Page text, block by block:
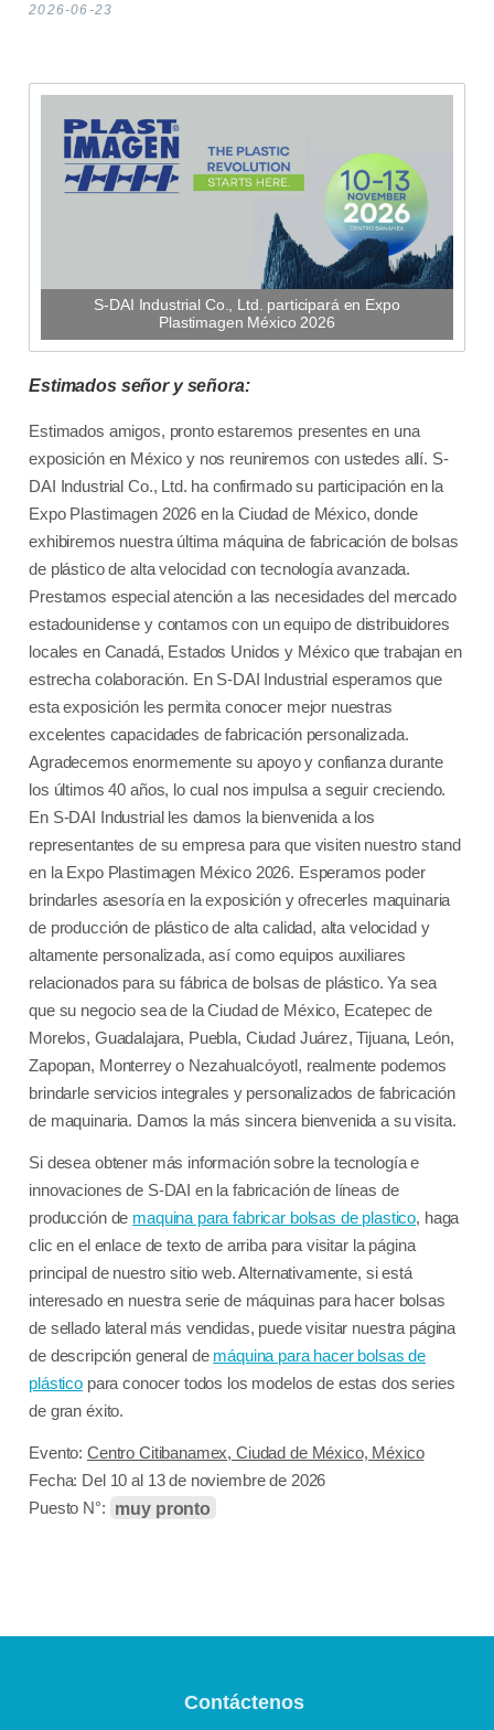
2026-06-23
S-DAI Industrial Co., Ltd. participará en Expo
Plastimagen México 2026
Estimados señor y señora:
Estimados amigos, pronto estaremos presentes en una
exposición en México y nos reuniremos con ustedes allí. S-
DAI Industrial Co., Ltd. ha confirmado su participación en la
Expo Plastimagen 2026 en la Ciudad de México, donde
exhibiremos nuestra última máquina de fabricación de bolsas
de plástico de alta velocidad con tecnología avanzada.
Prestamos especial atención a las necesidades del mercado
estadounidense y contamos con un equipo de distribuidores
locales en Canadá, Estados Unidos y México que trabajan en
estrecha colaboración. En S-DAI Industrial esperamos que
esta exposición les permita conocer mejor nuestras
excelentes capacidades de fabricación personalizada.
Agradecemos enormemente su apoyo y confianza durante
los últimos 40 años, lo cual nos impulsa a seguir creciendo.
En S-DAI Industrial les damos la bienvenida a los
representantes de su empresa para que visiten nuestro stand
en la Expo Plastimagen México 2026. Esperamos poder
brindarles asesoría en la exposición y ofrecerles maquinaria
de producción de plástico de alta calidad, alta velocidad y
altamente personalizada, así como equipos auxiliares
relacionados para su fábrica de bolsas de plástico. Ya sea
que su negocio sea de la Ciudad de México, Ecatepec de
Morelos, Guadalajara, Puebla, Ciudad Juárez, Tijuana, León,
Zapopan, Monterrey o Nezahualcóyotl, realmente podemos
brindarle servicios integrales y personalizados de fabricación
de maquinaria. Damos la más sincera bienvenida a su visita.
Si desea obtener más información sobre la tecnología e
innovaciones de S-DAI en la fabricación de líneas de
producción de maquina para fabricar bolsas de plastico, haga
clic en el enlace de texto de arriba para visitar la página
principal de nuestro sitio web. Alternativamente, si está
interesado en nuestra serie de máquinas para hacer bolsas
de sellado lateral más vendidas, puede visitar nuestra página
de descripción general de máquina para hacer bolsas de
plástico para conocer todos los modelos de estas dos series
de gran éxito.
Evento:Centro Citibanamex, Ciudad de México, México
Fecha: Del 10 al 13 de noviembre de 2026
Puesto N°: muy pronto